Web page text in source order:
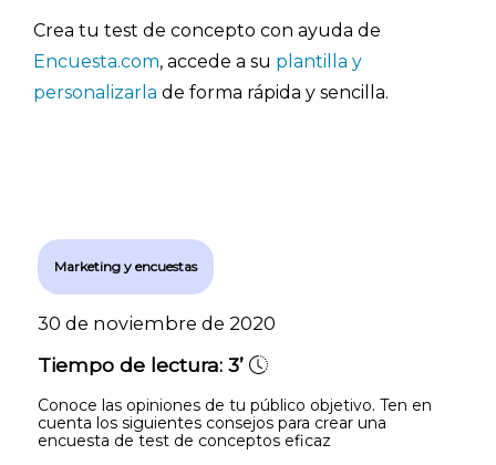
Explorar categorías:
- Artículos destacados
- Encuestas de recursos humanos
- Encuestas de satisfacción de cliente
- Inteligencia artificial
- Investigación de mercados
- Marketing y encuestas
Crea tu test de concepto con ayuda de
Encuesta.com, accede a su plantilla y
personalizarla de forma rápida y sencilla.
Marketing y encuestas
30 de noviembre de 2020
Tiempo de lectura: 3’
Conoce las opiniones de tu público objetivo. Ten en
cuenta los siguientes consejos para crear una
encuesta de test de conceptos eficaz